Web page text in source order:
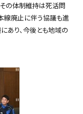
の体制維持は死活問
線廃止に伴う協議も進
あり、今後とも地域の